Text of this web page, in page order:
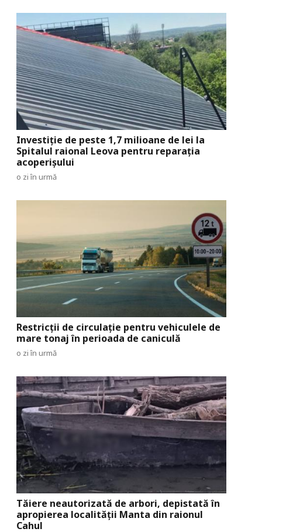
Investiție de peste 1,7 milioane de lei la
Spitalul raional Leova pentru reparația
acoperișului
o zi în urmă
Restricții de circulație pentru vehiculele de
mare tonaj în perioada de caniculă
o zi în urmă
Tăiere neautorizată de arbori, depistată în
apropierea localității Manta din raionul
Cahul